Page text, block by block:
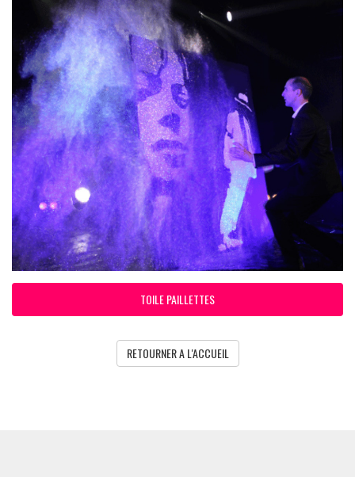
TOILE PAILLETTES
RETOURNER A L'ACCUEIL